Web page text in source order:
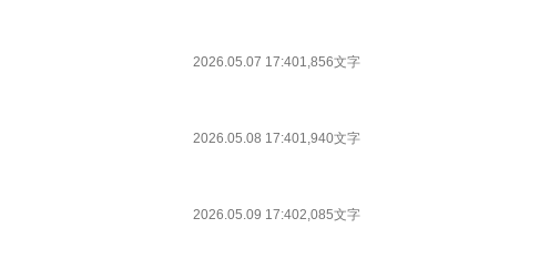
2026.05.07 17:401,856文字
2026.05.08 17:401,940文字
2026.05.09 17:402,085文字